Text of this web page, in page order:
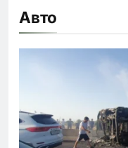
Авто